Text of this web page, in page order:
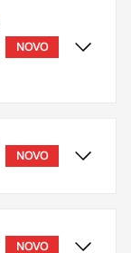
NOVO
NOVO
NOVO